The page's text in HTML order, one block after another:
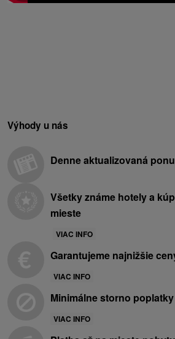
Výhody u nás
Denne aktualizovaná
Všetky známe hotely a
mieste
VIAC INFO
Garantujeme najnižšie
VIAC INFO
Minimálne storno poplatky
VIAC INFO